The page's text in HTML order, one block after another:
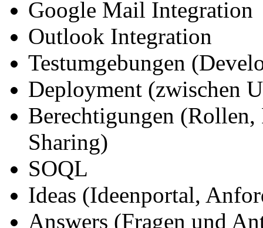
Google Mail Integration
Outlook Integration
Testumgebungen
Deployment (zwischen
Berechtigungen
Sharing)
SOQL
Ideas (Ideenportal,
Answers (Fragen und